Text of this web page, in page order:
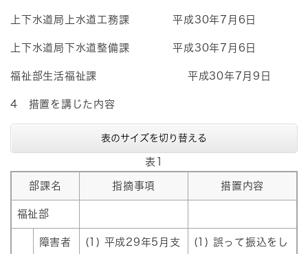
上下水道局上水道工務課 平成30年7月6日
上下水道局下水道整備課 平成30年7月6日
福祉部生活福祉課 平成30年7月9日
4 措置を講じた内容
表のサイズを切り替える
表1
部課名 指摘事項 措置内容
福祉部
障害者
(1) 平成29年5月支
(1) 誤って振込をし